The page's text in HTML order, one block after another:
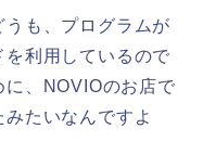
も、プログラムが
利用しているので
に、NOVIOのお店で
たいなんですよ